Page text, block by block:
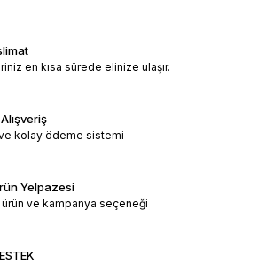
en kısa sürede elinize ulaşır.
kolay ödeme sistemi
Yelpazesi
ve kampanya seçeneği